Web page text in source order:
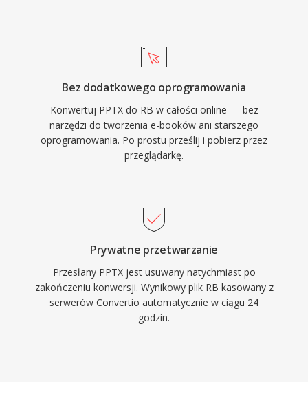
Bez dodatkowego oprogramowania
Konwertuj PPTX do RB w całości online — bez
narzędzi do tworzenia e-booków ani starszego
oprogramowania. Po prostu prześlij i pobierz przez
przeglądarkę.
Prywatne przetwarzanie
Przesłany PPTX jest usuwany natychmiast po
zakończeniu konwersji. Wynikowy plik RB kasowany z
serwerów Convertio automatycznie w ciągu 24
godzin.